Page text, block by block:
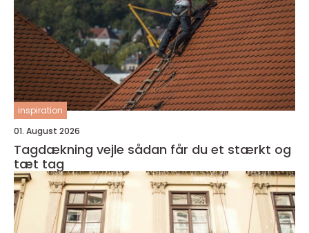
inspiration
01. August 2026
Tagdækning vejle sådan får du et stærkt og
tæt tag